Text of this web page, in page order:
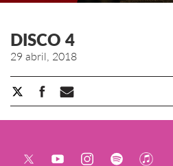
DISCO 4
29 abril, 2018